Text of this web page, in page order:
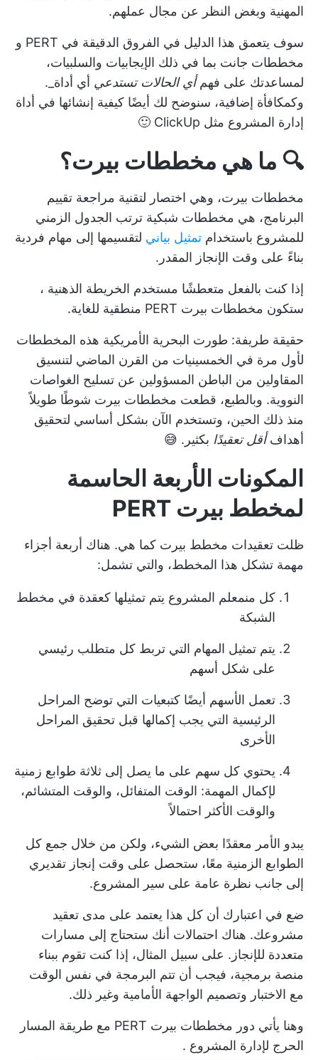
المهنية وبغض النظر عن مجال عملهم.
سوف يتعمق هذا الدليل في الفروق الدقيقة في PERT و
مخططات جانت بما في ذلك الإيجابيات والسلبيات،
لمساعدتك على فهمأي الحالات تستدعي أي أداة_.
وكمكافأة إضافية، سنوضح لك أيضًا كيفية إنشائها في أداة
إدارة المشروع مثل ClickUp 🙂
🔍 ما هي مخططات بيرت؟
مخططات بيرت، وهي اختصار لتقنية مراجعة تقييم
البرنامج، هي مخططات شبكية ترتب الجدول الزمني
للمشروع باستخدام تمثيل بياني لتقسيمها إلى مهام فردية
بناءً على وقت الإنجاز المقدر.
إذا كنت بالفعل متعطشًا مستخدم الخريطة الذهنية ،
ستكون مخططات بيرت PERT منطقية للغاية.
حقيقة طريفة: طورت البحرية الأمريكية هذه المخططات
لأول مرة في الخمسينيات من القرن الماضي لتنسيق
المقاولين من الباطن المسؤولين عن تسليح الغواصات
النووية. وبالطبع، قطعت مخططات بيرت شوطًا طويلاً
منذ ذلك الحين، وتستخدم الآن بشكل أساسي لتحقيق
أهدافأقل تعقيدًا بكثير. 😅
المكونات الأربعة الحاسمة
لمخطط بيرت PERT
ظلت تعقيدات مخطط بيرت كما هي. هناك أربعة أجزاء
مهمة تشكل هذا المخطط، والتي تشمل:
كل منمعلم المشروع يتم تمثيلها كعقدة في مخطط
الشبكة
يتم تمثيل المهام التي تربط كل متطلب رئيسي
على شكل أسهم
تعمل الأسهم أيضًا كتبعيات التي توضح المراحل
الرئيسية التي يجب إكمالها قبل تحقيق المراحل
الأخرى
يحتوي كل سهم على ما يصل إلى ثلاثة طوابع زمنية
لإكمال المهمة: الوقت المتفائل، والوقت المتشائم،
والوقت الأكثر احتمالاً
يبدو الأمر معقدًا بعض الشيء، ولكن من خلال جمع كل
الطوابع الزمنية معًا، ستحصل على وقت إنجاز تقديري
إلى جانب نظرة عامة على سير المشروع.
ضع في اعتبارك أن كل هذا يعتمد على مدى تعقيد
مشروعك. هناك احتمالات أنك ستحتاج إلى مسارات
متعددة للإنجاز. على سبيل المثال، إذا كنت تقوم ببناء
منصة برمجية، فيجب أن تتم البرمجة في نفس الوقت
مع الاختبار وتصميم الواجهة الأمامية وغير ذلك.
وهنا يأتي دور مخططات بيرت PERT مع
طريقة المسار
الحرج لإدارة المشروع .